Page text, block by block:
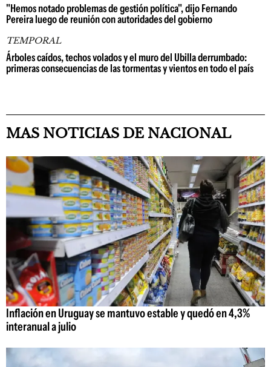
"Hemos notado problemas de gestión política", dijo Fernando
Pereira luego de reunión con autoridades del gobierno
TEMPORAL
Árboles caídos, techos volados y el muro del Ubilla derrumbado:
primeras consecuencias de las tormentas y vientos en todo el país
MAS NOTICIAS DE NACIONAL
Inflación en Uruguay se mantuvo estable y quedó en 4,3%
interanual a julio